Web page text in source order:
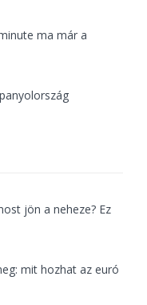
ma már a
jön a neheze? Ez
mit hozhat az euró